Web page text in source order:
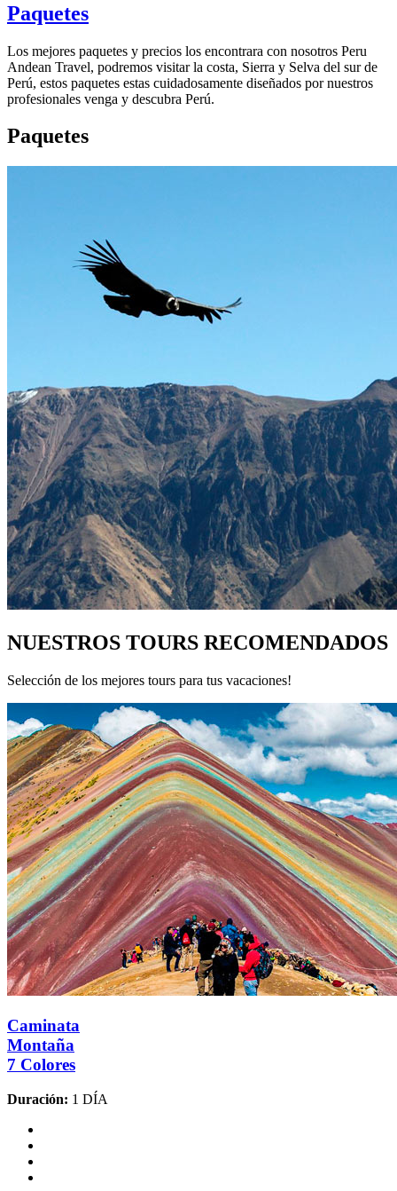
Paquetes
Los mejores paquetes y precios los encontrara con nosotros Peru
Andean Travel, podremos visitar la costa, Sierra y Selva del sur de
Perú, estos paquetes estas cuidadosamente diseñados por nuestros
profesionales venga y descubra Perú.
Paquetes
NUESTROS TOURS RECOMENDADOS
Selección de los mejores tours para tus vacaciones!
Caminata
Montaña
7 Colores
Duración: 1 DÍA